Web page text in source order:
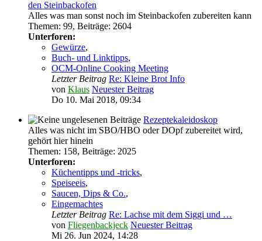
den Steinbackofen
Alles was man sonst noch im Steinbackofen zubereiten kann
Themen: 99, Beiträge: 2604
Unterforen:
Gewürze,
Buch- und Linktipps,
OCM-Online Cooking Meeting
Letzter Beitrag Re: Kleine Brot Info
von Klaus Neuester Beitrag
Do 10. Mai 2018, 09:34
Rezeptekaleidoskop
Alles was nicht im SBO/HBO oder DOpf zubereitet wird,
gehört hier hinein
Themen: 158, Beiträge: 2025
Unterforen:
Küchentipps und -tricks,
Speiseeis,
Saucen, Dips & Co.,
Eingemachtes
Letzter Beitrag Re: Lachse mit dem Siggi und …
von Fliegenbackjeck Neuester Beitrag
Mi 26. Jun 2024, 14:28